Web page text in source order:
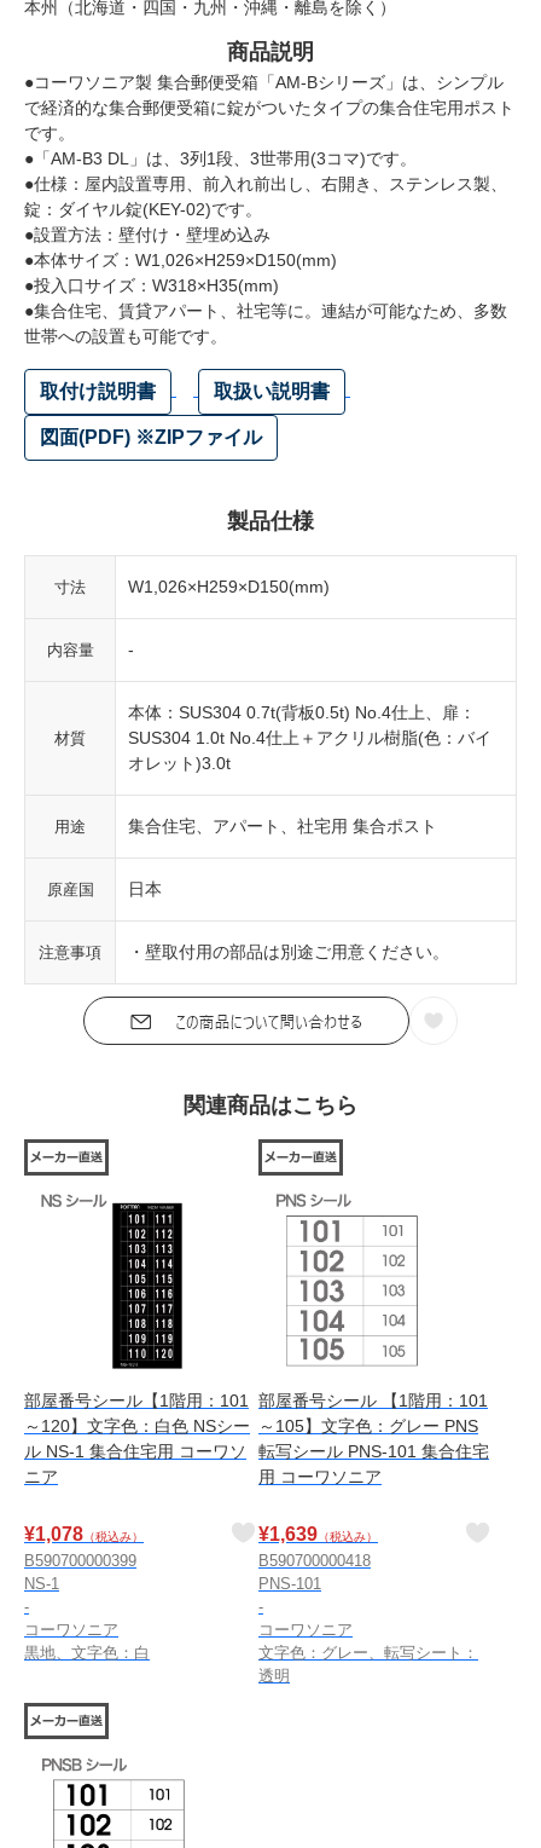
本州（北海道・四国・九州・沖縄・離島を除く）
商品説明
●コーワソニア製 集合郵便受箱「AM-Bシリーズ」は、シンプル
で経済的な集合郵便受箱に錠がついたタイプの集合住宅用ポスト
です。
●「AM-B3 DL」は、3列1段、3世帯用(3コマ)です。
●仕様：屋内設置専用、前入れ前出し、右開き、ステンレス製、
錠：ダイヤル錠(KEY-02)です。
●設置方法：壁付け・壁埋め込み
●本体サイズ：W1,026×H259×D150(mm)
●投入口サイズ：W318×H35(mm)
●集合住宅、賃貸アパート、社宅等に。連結が可能なため、多数
世帯への設置も可能です。
取付け説明書 取扱い説明書
図面(PDF) ※ZIPファイル
製品仕様
寸法 W1,026×H259×D150(mm)
内容量 -
材質
本体：SUS304 0.7t(背板0.5t) No.4仕上、扉：
SUS304 1.0t No.4仕上＋アクリル樹脂(色：バイ
オレット)3.0t
用途 集合住宅、アパート、社宅用 集合ポスト
原産国 日本
注意事項 ・壁取付用の部品は別途ご用意ください。
関連商品はこちら
部屋番号シール【1階用：101
～120】文字色：白色 NSシー
ル NS-1 集合住宅用 コーワソ
ニア
¥1,078 （税込み）
B590700000399
NS-1
-
コーワソニア
黒地、文字色：白
部屋番号シール 【1階用：101
～105】文字色：グレー PNS
転写シール PNS-101 集合住宅
用 コーワソニア
¥1,639 （税込み）
B590700000418
PNS-101
-
コーワソニア
文字色：グレー、転写シート：
透明